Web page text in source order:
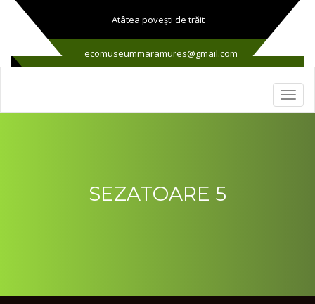
Atâtea poveşti de trăit
ecomuseummaramures@gmail.com
SEZATOARE 5